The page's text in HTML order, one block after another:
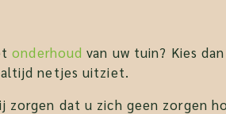
onderhoud van uw tuin? Kies
altijd netjes uitziet.
zorgen dat u zich geen zorgen